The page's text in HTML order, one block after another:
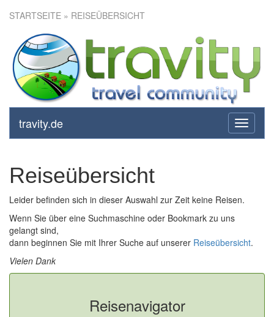
STARTSEITE » REISEÜBERSICHT
toggle
travity.de
Reiseübersicht
Leider befinden sich in dieser Auswahl zur Zeit keine Reisen.
Wenn Sie über eine Suchmaschine oder Bookmark zu uns
gelangt sind,
dann beginnen Sie mit Ihrer Suche auf unserer Reiseübersicht.
Vielen Dank
Reisenavigator